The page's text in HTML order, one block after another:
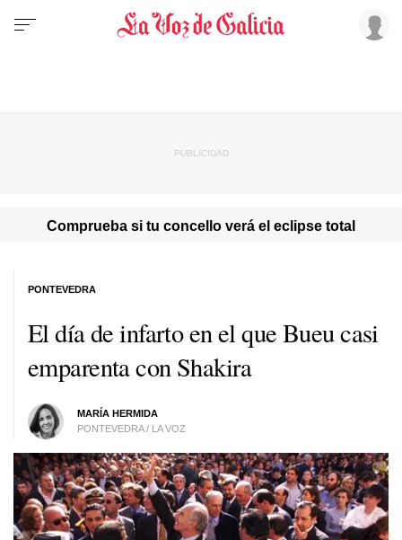
Comprueba si tu concello verá el eclipse total
El día de infarto en el que Bueu casi
emparenta con Shakira
MARÍA HERMIDA
PONTEVEDRA / LA VOZ
PONTEVEDRA